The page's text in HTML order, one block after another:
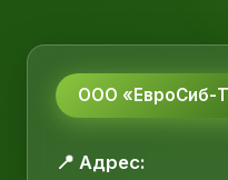
ООО «ЕвроСиб-
📍 Адрес: